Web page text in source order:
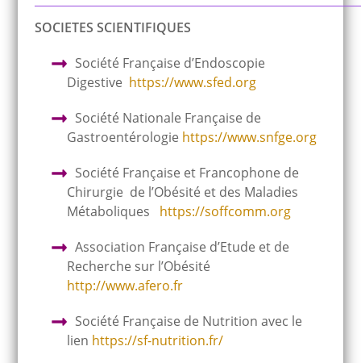
SOCIETES SCIENTIFIQUES
Société Française d’Endoscopie
Digestive https://www.sfed.org
Société Nationale Française de
Gastroentérologie https://www.snfge.org
Société Française et Francophone de
Chirurgie de l’Obésité et des Maladies
Métaboliques https://soffcomm.org
Association Française d’Etude et de
Recherche sur l’Obésité
http://www.afero.fr
Société Française de Nutrition avec le
lien https://sf-nutrition.fr/